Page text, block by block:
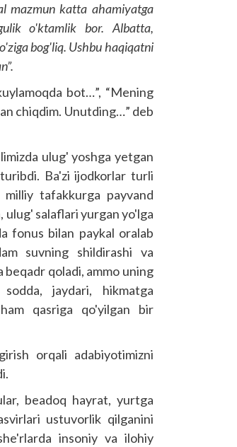
mazmun katta ahamiyatga
o'ktamlik bor. Albatta,
bog'liq. Ushbu haqiqatni
bot…”, “Mening
chiqdim. Unutding…” deb
ulug' yoshga yetgan
Ba'zi ijodkorlar turli
tafakkurga payvand
ulug' salaflari yurgan yo'lga
fonus bilan paykal oralab
suvning shildirashi va
qoladi, ammo uning
jaydari, hikmatga
qasriga qo'yilgan bir
orqali adabiyotimizni
beadoq hayrat, yurtga
ustuvorlik qilganini
insoniy va ilohiy